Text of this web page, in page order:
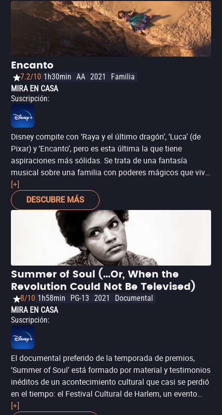
Encanto
7.2/10 1h30min AA 2021
Familia
MIRA EN CASA
Suscripción:
Disney compite con ‘Raya y el último dragón’, ‘Luca’ (de
Pixar) y ‘Encanto’, pero es esta última la que tiene
aspiraciones más sólidas. Se trata de una fantasía
musical sobre una familia con poderes mágicos que vive
en las montañas de Colombia, y que debe unirse cuando
sus poderes y modo de vida se ven amenazados. Tiene,
evidentemente, el perfil que suele gustar a los votantes
de la Academia, pero si la experiencia con ‘Spider-Man:
Un nuevo universo’ nos dice algo, es que Mickey Mouse
no debe cantar victoria.
[+]
DESCUBRE MÁS
Summer of Soul (...Or, When the
Revolution Could Not Be Televised)
8/10 1h58min PG-13 2021
Documental
MIRA EN CASA
Suscripción:
El documental preferido de la temporada de premios,
‘Summer of Soul’ está formado por material y testimonios
inéditos de un acontecimiento cultural que casi se perdió
en el tiempo: el Festival Cultural de Harlem, un evento
que, en plena convulsión social por el movimiento por los
[+]